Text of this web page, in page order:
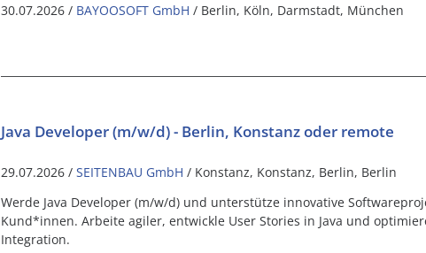
30.07.2026 / BAYOOSOFT GmbH / Berlin, Köln, Darmstadt, München
Java Developer (m/w/d) - Berlin, Konstanz oder remote
29.07.2026 / SEITENBAU GmbH / Konstanz, Konstanz, Berlin, Berlin
Werde Java Developer (m/w/d) und unterstütze innovative
Kund*innen. Arbeite agiler, entwickle User Stories in Java und
Integration.